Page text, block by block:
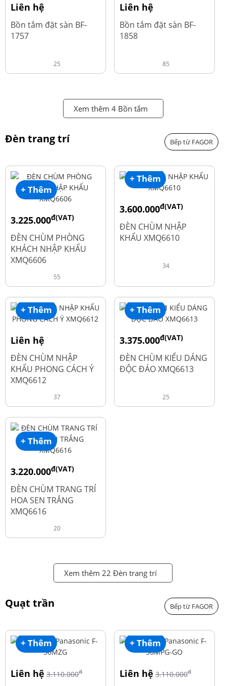
Liên hệ
Bồn tắm đặt sàn BF-
1757
25
Liên hệ
Bồn tắm đặt sàn BF-
1858
85
Xem thêm 4 Bồn tắm
Đèn trang trí Bếp từ FAGOR
+ Thêm
3.225.000đ(VAT)
4.300.000
ĐÈN CHÙM PHÒNG
KHÁCH NHẬP KHẨU
XMQ6606
55
+ Thêm
3.600.000đ(VAT)
4.800.000
ĐÈN CHÙM NHẬP
KHẨU XMQ6610
34
+ Thêm
Liên hệ
ĐÈN CHÙM NHẬP
KHẨU PHONG CÁCH Ý
XMQ6612
37
+ Thêm
3.375.000đ(VAT)
4.500.000
ĐÈN CHÙM KIỂU DÁNG
ĐỘC ĐÁO XMQ6613
25
+ Thêm
3.220.000đ(VAT)
4.600.000
ĐÈN CHÙM TRANG TRÍ
HOA SEN TRẮNG
XMQ6616
20
Xem thêm 22 Đèn trang trí
Quạt trần Bếp từ FAGOR
+ Thêm
Liên hệ 3.110.000đ
+ Thêm
Liên hệ 3.110.000đ